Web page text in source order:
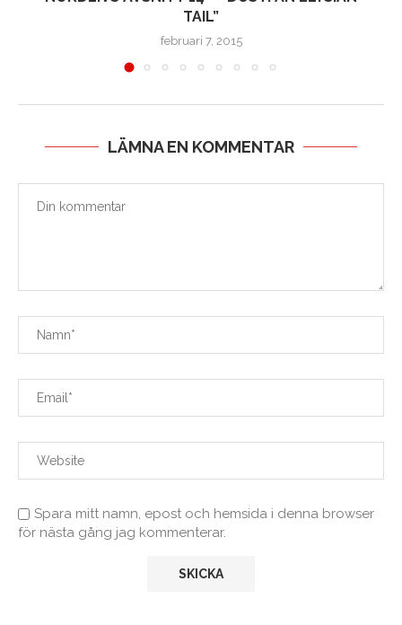
TAIL”
februari 7, 2015
LÄMNA EN KOMMENTAR
Spara mitt namn, epost och hemsida i denna browser
för nästa gång jag kommenterar.